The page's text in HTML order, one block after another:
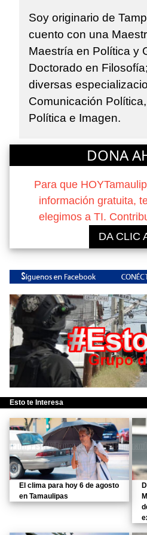
Soy originario de
cuento con una
Maestría en Política y
Doctorado en
diversas
Comunicación
Política e Imagen.
DONA
Para que
información gratuita,
elegimos a TI.
DA CLIC
Esto te Interesa
El clima para hoy 6 de agosto
en Tamaulipas